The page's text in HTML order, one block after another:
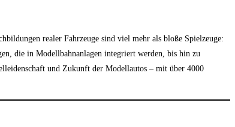
realer Fahrzeuge sind viel mehr als bloße Spielzeuge:
die in Modellbahnanlagen integriert werden, bis hin zu
und Zukunft der Modellautos – mit über 4000